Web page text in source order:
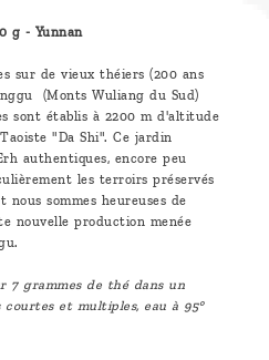
g - Yunnan
sur de vieux théiers (200 ans
(Monts Wuliang du Sud)
sont établis à 2200 m d'altitude
"Da Shi". Ce jardin
authentiques, encore peu
les terroirs préservés
sommes heureuses de
nouvelle production menée
7 grammes de thé dans un
courtes et multiples, eau à 95°